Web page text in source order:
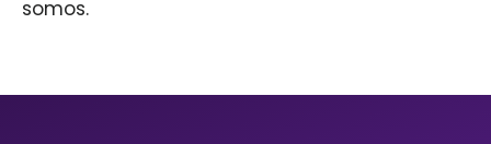
somos.